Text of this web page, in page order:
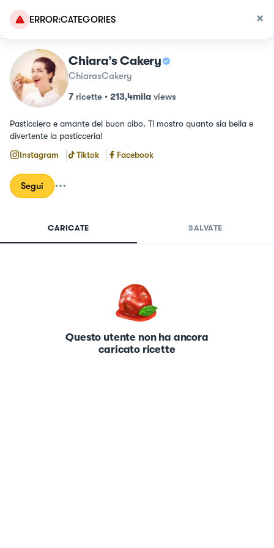
ERROR:CATEGORIES
Chiara’s Cakery
ChiarasCakery
7 ricette • 213,4mila views
Pasticciera e amante del buon cibo. Ti mostro quanto sia bella e
divertente la pasticceria!
Instagram
Tiktok Facebook
Segui
CARICATE SALVATE
Questo utente non ha ancora
caricato ricette